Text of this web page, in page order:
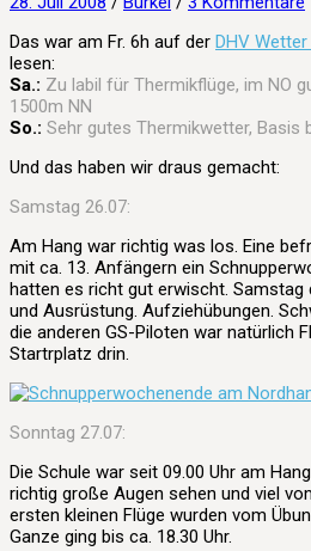
Das war am Fr. 6h auf der DHV Wetter
lesen:
Sa.: Zu labil für Thermikflüge, im NO
1500m NN
So.: Sehr gutes Thermikwetter, Basis
Und das haben wir draus gemacht:
Samstag 26.07:
Am Hang war richtig was los. Eine
mit ca. 13. Anfängern ein
hatten es richt gut erwischt. Samstag
und Ausrüstung. Aufziehübungen.
die anderen GS-Piloten war natürlich
Startrplatz drin.
Sonntag 27.07:
Die Schule war seit 09.00 Uhr am
richtig große Augen sehen und viel
ersten kleinen Flüge wurden vom
Ganze ging bis ca. 18.30 Uhr.